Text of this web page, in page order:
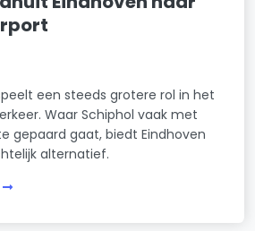
een steeds grotere rol in het
Waar Schiphol vaak met
gepaard gaat, biedt Eindhoven
alternatief.